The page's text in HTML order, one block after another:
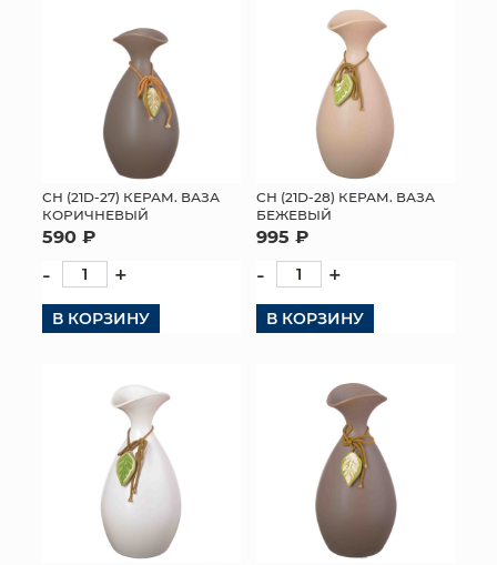
СН (21D-27) КЕРАМ. ВАЗА
КОРИЧНЕВЫЙ
590 ₽
- +
В КОРЗИНУ
СН (21D-28) КЕРАМ. ВАЗА
БЕЖЕВЫЙ
995 ₽
- +
В КОРЗИНУ